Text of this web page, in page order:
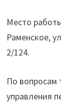
Место
Раменское,
2/124.
По вопросам
управления